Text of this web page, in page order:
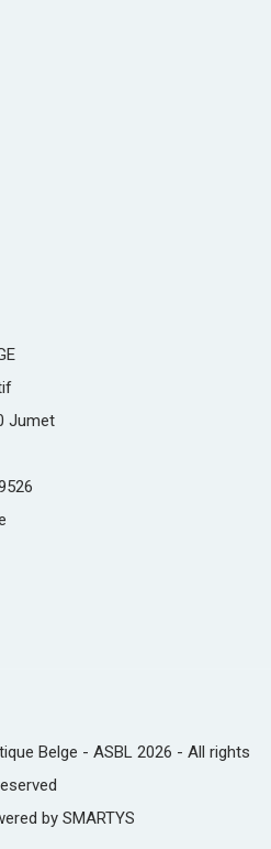
Jumet
Belge - ASBL 2026 - All rights
by SMARTYS